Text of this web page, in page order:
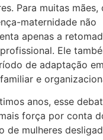
Para muitas
maternidade não
apenas a
Ele
de adaptação
e
anos, esse
força por conta
de mulheres